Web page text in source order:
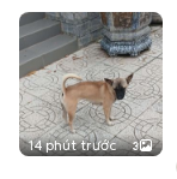
14 phút trước 3